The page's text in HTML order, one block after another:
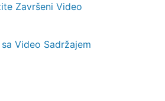
Završeni Video
Video Sadržajem